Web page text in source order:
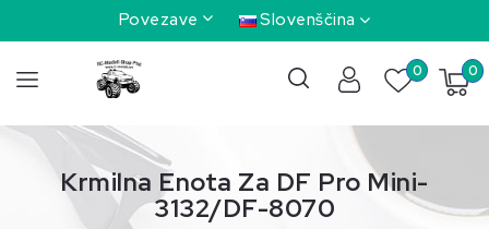
Povezave Slovenščina
0
0
Krmilna Enota Za DF Pro Mini-
3132/DF-8070